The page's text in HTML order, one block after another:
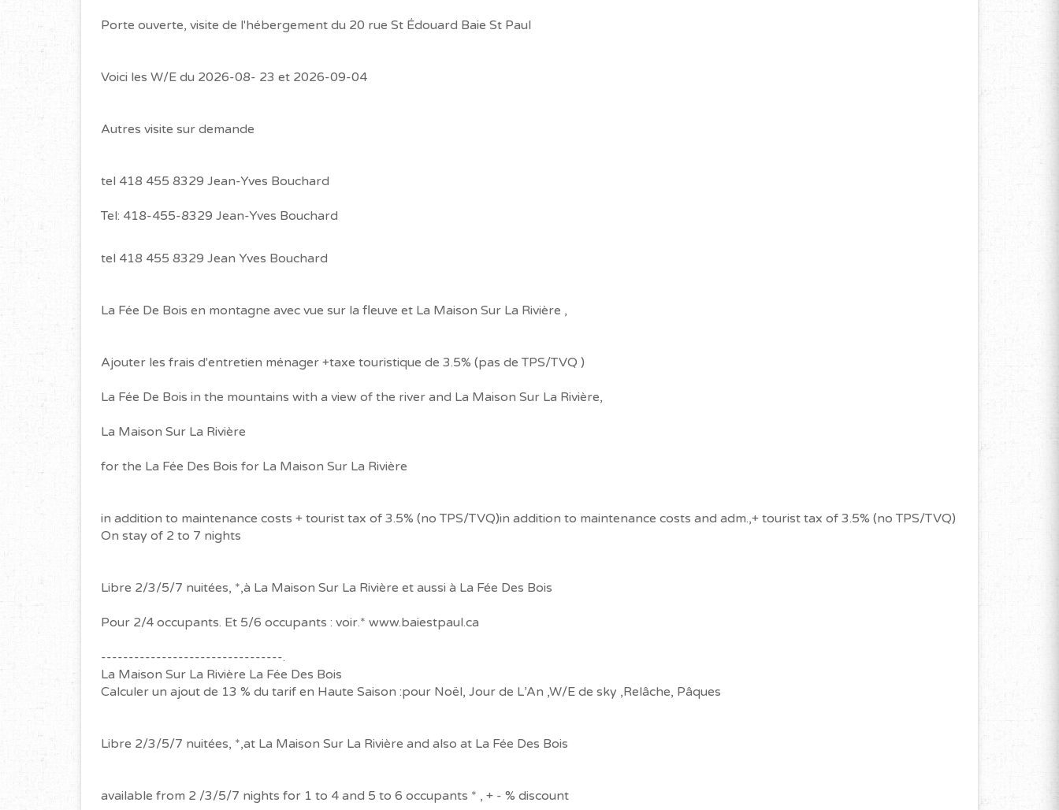
Porte ouverte, visite de l'hébergement du 20 rue St Édouard Baie St Paul
Voici les W/E du 2026-08- 23 et 2026-09-04
Autres visite sur demande
tel 418 455 8329 Jean-Yves Bouchard
Tel: 418-455-8329 Jean-Yves Bouchard
tel 418 455 8329 Jean Yves Bouchard
La Fée De Bois en montagne avec vue sur la fleuve et La Maison Sur La Rivière ,
Ajouter les frais d'entretien ménager +taxe touristique de 3.5% (pas de TPS/TVQ )
La Fée De Bois in the mountains with a view of the river and La Maison Sur La Rivière,
La Maison Sur La Rivière
for the La Fée Des Bois for La Maison Sur La Rivière
in addition to maintenance costs + tourist tax of 3.5% (no TPS/TVQ)in addition to maintenance costs and adm.,+ tourist tax of 3.5% (no TPS/TVQ)
On stay of 2 to 7 nights
Libre 2/3/5/7 nuitées, *,à La Maison Sur La Rivière et aussi à La Fée Des Bois
Pour 2/4 occupants. Et 5/6 occupants : voir.* www.baiestpaul.ca
---------------------------------.
La Maison Sur La Rivière La Fée Des Bois
Calculer un ajout de 13 % du tarif en Haute Saison :pour Noël, Jour de L’An ,W/E de sky ,Relâche, Pâques
Libre 2/3/5/7 nuitées, *,at La Maison Sur La Rivière and also at La Fée Des Bois
available from 2 /3/5/7 nights for 1 to 4 and 5 to 6 occupants * , + - % discount